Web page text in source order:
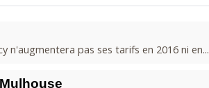
n'augmentera pas ses tarifs en 2016 ni en...